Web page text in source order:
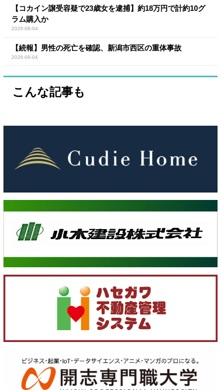
【コカイン譲受容疑で23歳女を逮捕】約18万円で計約10グ
ラム購入か
2026-08-04
【続報】男性の死亡を確認、新潟市西区の重体事故
2026-08-04
こんな記事も